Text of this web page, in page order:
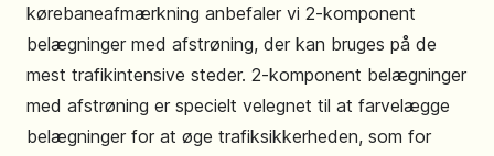
kørebaneafmærkning anbefaler vi 2-komponent
belægninger med afstrøning, der kan bruges på de
mest trafikintensive steder. 2-komponent belægninger
med afstrøning er specielt velegnet til at farvelægge
belægninger for at øge trafiksikkerheden, som for